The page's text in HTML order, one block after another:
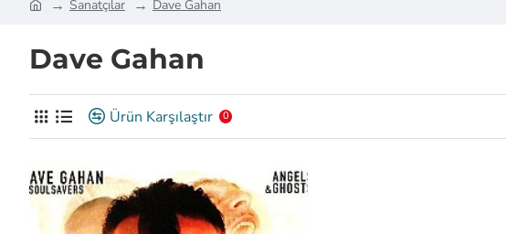
Sanatçılar Dave Gahan
Dave Gahan
Ürün Karşılaştır 0